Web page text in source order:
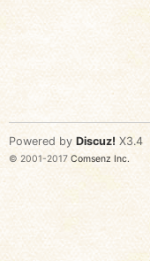
Powered by Discuz! X3.4
© 2001-2017 Comsenz Inc.